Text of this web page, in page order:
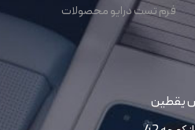
فرم تست درایو محصولات
یقطین